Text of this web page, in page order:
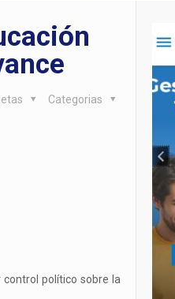
Categorias
político sobre la